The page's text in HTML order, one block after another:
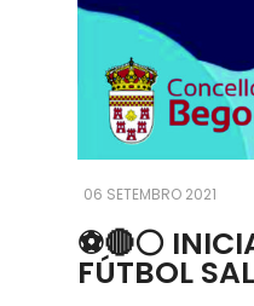
06 SETEMBRO 2021
⚽️🔴⚪️
FÚTBOL